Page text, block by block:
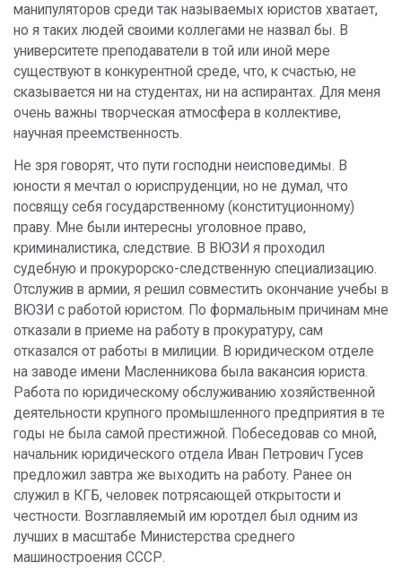
манипуляторов среди так называемых юристов хватает,
но я таких людей своими коллегами не назвал бы. В
университете преподаватели в той или иной мере
существуют в конкурентной среде, что, к счастью, не
сказывается ни на студентах, ни на аспирантах. Для меня
очень важны творческая атмосфера в коллективе,
научная преемственность.
Не зря говорят, что пути господни неисповедимы. В
юности я мечтал о юриспруденции, но не думал, что
посвящу себя государственному (конституционному)
праву. Мне были интересны уголовное право,
криминалистика, следствие. В ВЮЗИ я проходил
судебную и прокурорско-следственную специализацию.
Отслужив в армии, я решил совместить окончание учебы в
ВЮЗИ с работой юристом. По формальным причинам мне
отказали в приеме на работу в прокуратуру, сам
отказался от работы в милиции. В юридическом отделе
на заводе имени Масленникова была вакансия юриста.
Работа по юридическому обслуживанию хозяйственной
деятельности крупного промышленного предприятия в те
годы не была самой престижной. Побеседовав со мной,
начальник юридического отдела Иван Петрович Гусев
предложил завтра же выходить на работу. Ранее он
служил в КГБ, человек потрясающей открытости и
честности. Возглавляемый им юротдел был одним из
лучших в масштабе Министерства среднего
машиностроения СССР.